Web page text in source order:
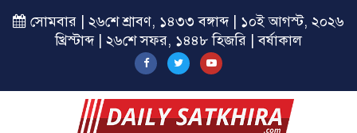
সোমবার | ২৬শে শ্রাবণ, ১৪৩৩ বঙ্গাব্দ | ১০ই আগস্ট, ২০২৬
খ্রিস্টাব্দ | ২৬শে সফর, ১৪৪৮ হিজরি | বর্ষাকাল